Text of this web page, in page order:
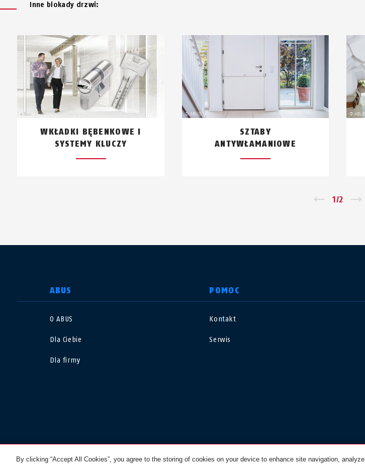
Inne blokady drzwi:
WKŁADKI BĘBENKOWE I
SYSTEMY KLUCZY
SZTABY
ANTYWŁAMANIOWE
1/2
ABUS
O ABUS
Dla Ciebie
Dla firmy
POMOC
Kontakt
Serwis
© 2026 ABUS
WYBIERZ KRAJ
Canada
EN
By clicking “Accept All Cookies”, you agree to the storing of cookies on your device to enhance site navigation, analyze